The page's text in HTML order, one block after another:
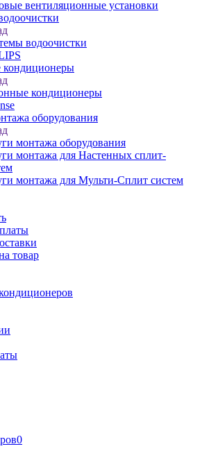
вентиляционные установки
водоочистки
кондиционеры
оборудования
монтажа оборудования
монтажа для Настенных сплит-
монтажа для Мульти-Сплит систем
товар
0